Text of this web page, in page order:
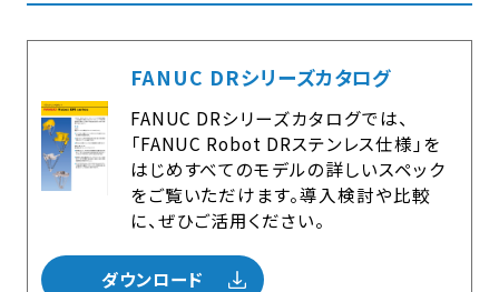
FANUC DRシリーズカタログ
FANUC DRシリーズカタログでは、
「FANUC Robot DRステンレス仕様」を
はじめすべてのモデルの詳しいスペック
をご覧いただけます。導入検討や比較
に、ぜひご活用ください。
ダウンロード